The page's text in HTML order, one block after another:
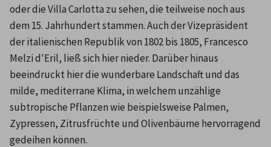
oder die Villa Carlotta zu sehen, die teilweise noch aus
dem 15. Jahrhundert stammen. Auch der Vizepräsident
der italienischen Republik von 1802 bis 1805, Francesco
Melzi d'Eril, ließ sich hier nieder. Darüber hinaus
beeindruckt hier die wunderbare Landschaft und das
milde, mediterrane Klima, in welchem unzählige
subtropische Pflanzen wie beispielsweise Palmen,
Zypressen, Zitrusfrüchte und Olivenbäume hervorragend
gedeihen können.